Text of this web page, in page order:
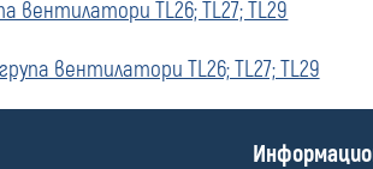
TL26; TL27; TL29
вентилатори TL26; TL27; TL29
П